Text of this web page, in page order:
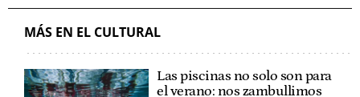
MÁS EN EL CULTURAL
Las piscinas no solo son para
el verano: nos zambullimos